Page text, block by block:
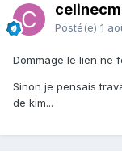
Posté(e) 1
Dommage le lien ne
Sinon je pensais
de kim...